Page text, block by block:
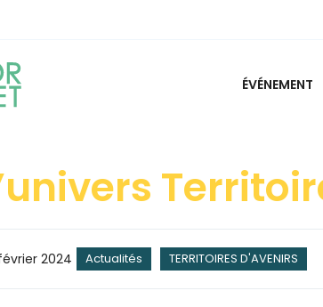
ÉVÉNEMENT
2024 Actualités TERRITOIRES D'AVENIRS